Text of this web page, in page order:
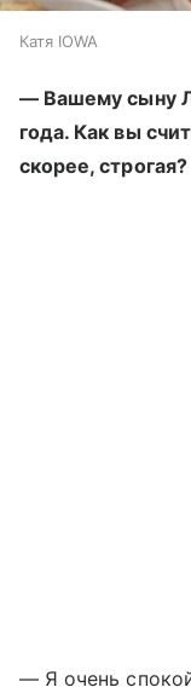
Катя IOWA
— Вашему сыну
года. Как вы
скорее, строгая?
— Я очень